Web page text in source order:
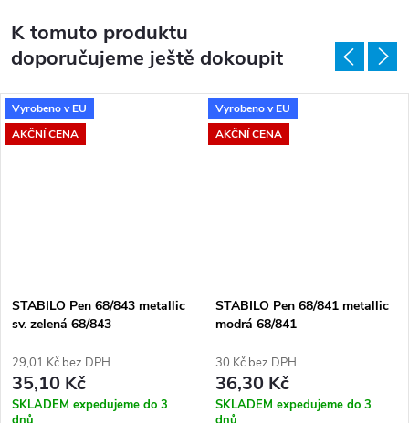
K tomuto produktu
doporučujeme ještě dokoupit
Vyrobeno v EU
AKČNÍ CENA
STABILO Pen 68/843 metallic
sv. zelená 68/843
29,01 Kč bez DPH
35,10 Kč
SKLADEM expedujeme do 3
Vyrobeno v EU
AKČNÍ CENA
STABILO Pen 68/841 metallic
modrá 68/841
30 Kč bez DPH
36,30 Kč
SKLADEM expedujeme do 3